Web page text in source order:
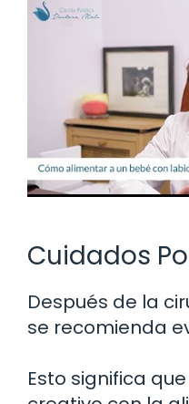
Cuidados
Después de la
se recomienda
Esto significa